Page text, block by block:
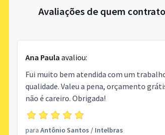
Avaliações de quem
Ana Paula avaliou:
Fui muito bem atendida com um
qualidade. Valeu a pena, orçamento
não é careiro. Obrigada!
para Antônio Santos / Intelbras